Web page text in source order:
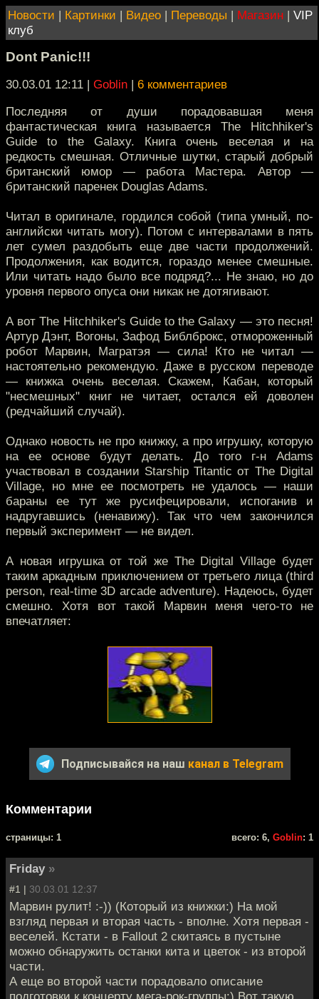
Новости | Картинки | Видео | Переводы | Магазин | VIP
клуб
Dont Panic!!!
30.03.01 12:11 | Goblin | 6 комментариев
Последняя от души порадовавшая меня
фантастическая книга называется The Hitchhiker's
Guide to the Galaxy. Книга очень веселая и на
редкость смешная. Отличные шутки, старый добрый
британский юмор — работа Мастера. Автор —
британский паренек Douglas Adams.
Читал в оригинале, гордился собой (типа умный, по-
английски читать могу). Потом с интервалами в пять
лет сумел раздобыть еще две части продолжений.
Продолжения, как водится, гораздо менее смешные.
Или читать надо было все подряд?... Не знаю, но до
уровня первого опуса они никак не дотягивают.
А вот The Hitchhiker's Guide to the Galaxy — это песня!
Артур Дэнт, Вогоны, Зафод Библброкс, отмороженный
робот Марвин, Магратэя — сила! Кто не читал —
настоятельно рекомендую. Даже в русском переводе
— книжка очень веселая. Скажем, Кабан, который
"несмешных" книг не читает, остался ей доволен
(редчайший случай).
Однако новость не про книжку, а про игрушку, которую
на ее основе будут делать. До того г-н Adams
участвовал в создании Starship Titantic от The Digital
Village, но мне ее посмотреть не удалось — наши
бараны ее тут же русифецировали, испоганив и
надругавшись (ненавижу). Так что чем закончился
первый эксперимент — не видел.
А новая игрушка от той же The Digital Village будет
таким аркадным приключением от третьего лица (third
person, real-time 3D arcade adventure). Надеюсь, будет
смешно. Хотя вот такой Марвин меня чего-то не
впечатляет:
Подписывайся на наш канал в Telegram
Комментарии
cтраницы: 1 всего: 6, Goblin: 1
Friday »
#1 | 30.03.01 12:37
Марвин рулит! :-)) (Который из книжки:) На мой
взгляд первая и вторая часть - вполне. Хотя первая -
веселей. Кстати - в Fallout 2 скитаясь в пустыне
можно обнаружить останки кита и цветок - из второй
части.
А еще во второй части порадовало описание